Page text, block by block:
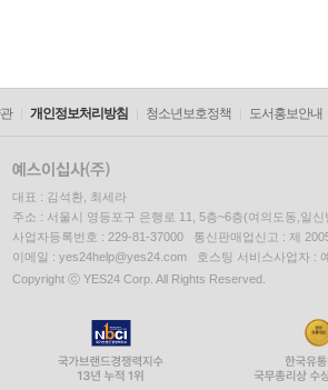
개인정보처리방침 청소년보호정책 도서홍보안내
대표 : 김석환, 최세라
주소 : 서울시 영등포구 은행로 11, 5층~6층(여의도동,일신
사업자등록번호 : 229-81-37000 통신판매업신고 : 제
이메일 : yes24help@yes24.com 호스팅 서비스사업자 :
Copyright ⓒ YES24 Corp. All Rights Reserved.